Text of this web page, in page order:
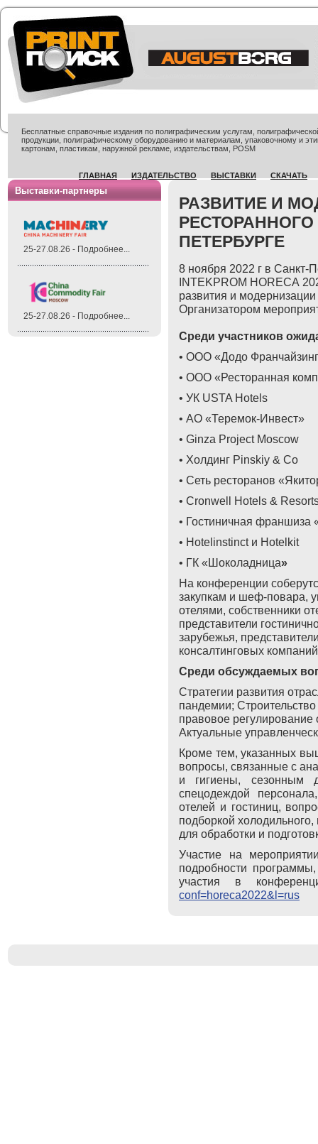
Бесплатные справочные издания по полиграфическим услугам,
продукции, полиграфическому оборудованию и материалам, упаковочному и
картонам, пластикам, наружной рекламе, издательствам, POSM
ГЛАВНАЯ ИЗДАТЕЛЬСТВО ВЫСТАВКИ СКАЧАТЬ
Выставки-партнеры
25-27.08.26 - Подробнее...
25-27.08.26 - Подробнее...
РАЗВИТИЕ И
ПЕТЕРБУРГЕ
8 ноября 2022 г в Санкт-
INTEKPROM HORECA
развития и
Организатором
Среди участников
• ООО «Додо
• ООО «Ресторанная
• УК USTA Hotels
• АО «Теремок-Инвест»
• Ginza Project Moscow
• Холдинг Pinskiy & Co
• Сеть ресторанов
• Cronwell Hotels &
• Гостиничная франшиза
• Hotelinstinct и Hotelkit
• ГК «Шоколадница»
На конференции
закупкам и шеф-повара,
отелями, собственники
представители
зарубежья,
консалтинговых
Среди обсуждаемых
Стратегии развития
пандемии;
правовое
Актуальные
Кроме тем, указанных
вопросы, связанные с
и гигиены, сезонным
спецодеждой
отелей и гостиниц,
подборкой
для обработки и
Участие на
подробности
участия в
conf=horeca2022&l=rus